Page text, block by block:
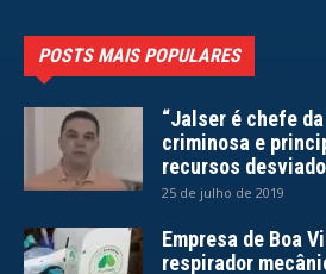
POSTS MAIS POPULARES
“Jalser é chefe
criminosa e
recursos
25 de julho de 2019
Empresa de Boa
respirador